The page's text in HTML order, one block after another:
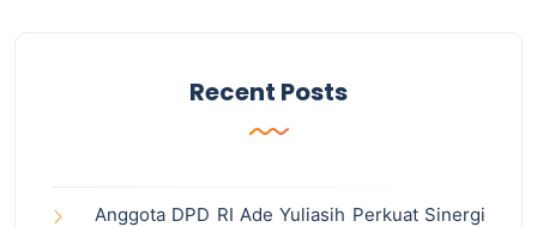
Recent Posts
Anggota DPD RI Ade Yuliasih Perkuat Sinergi